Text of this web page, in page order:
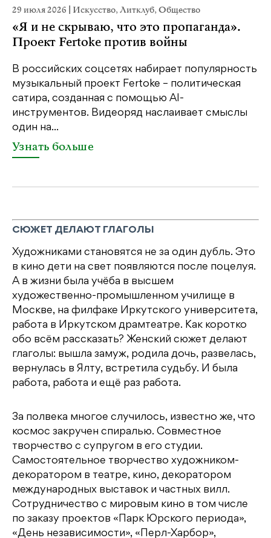
29 июля 2026 Искусство,Литклуб,Общество
«Я и не скрываю, что это пропаганда».
Проект Fertoke против войны
В российских соцсетях набирает популярность
музыкальный проект Fertoke – политическая
сатира, созданная с помощью AI-
инструментов. Видеоряд наслаивает смыслы
один на...
Узнать больше
СЮЖЕТ ДЕЛАЮТ ГЛАГОЛЫ
Художниками становятся не за один дубль. Это
в кино дети на свет появляются после поцелуя.
А в жизни была учёба в высшем
художественно-промышленном училище в
Москве, на филфаке Иркутского университета,
работа в Иркутском драмтеатре. Как коротко
обо всём рассказать? Женский сюжет делают
глаголы: вышла замуж, родила дочь, развелась,
вернулась в Ялту, встретила судьбу. И была
работа, работа и ещё раз работа.
За полвека многое случилось, известно же, что
космос закручен спиралью. Совместное
творчество с супругом в его студии.
Самостоятельное творчество художником-
декоратором в театре, кино, декоратором
международных выставок и частных вилл.
Сотрудничество с мировым кино в том числе
по заказу проектов «Парк Юрского периода»,
«День независимости», «Перл-Харбор»,